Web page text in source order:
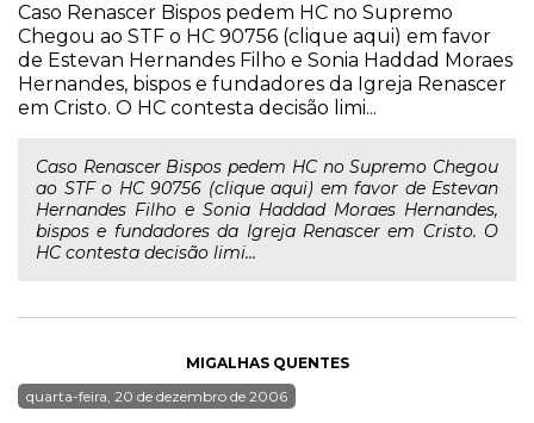
Caso Renascer Bispos pedem HC no Supremo
Chegou ao STF o HC 90756 (clique aqui) em favor
de Estevan Hernandes Filho e Sonia Haddad Moraes
Hernandes, bispos e fundadores da Igreja Renascer
em Cristo. O HC contesta decisão limi...
Caso Renascer Bispos pedem HC no Supremo Chegou
ao STF o HC 90756 (clique aqui) em favor de Estevan
Hernandes Filho e Sonia Haddad Moraes Hernandes,
bispos e fundadores da Igreja Renascer em Cristo. O
HC contesta decisão limi...
MIGALHAS QUENTES
quarta-feira, 20 de dezembro de 2006